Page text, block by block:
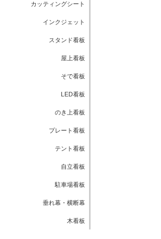
カッティングシート
インクジェット
スタンド看板
屋上看板
そで看板
LED看板
のき上看板
プレート看板
テント看板
自立看板
駐車場看板
垂れ幕・横断幕
木看板